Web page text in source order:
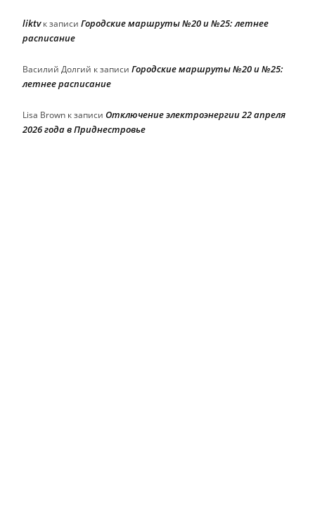
liktvк записи Городские маршруты №20 и №25: летнее
расписание
Василий Долгий к записи Городские маршруты №20 и №25:
летнее расписание
Lisa Brown к записи Отключение электроэнергии 22 апреля
2026 года в Приднестровье